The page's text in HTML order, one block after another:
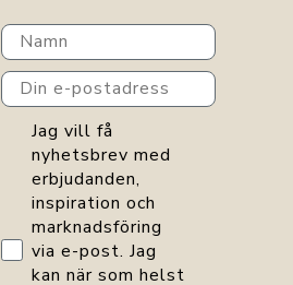
Navn
Din e-postadress
GDPR consent
Jag vill få
nyhetsbrev med
erbjudanden,
inspiration och
marknadsföring
via e-post. Jag
kan när som helst